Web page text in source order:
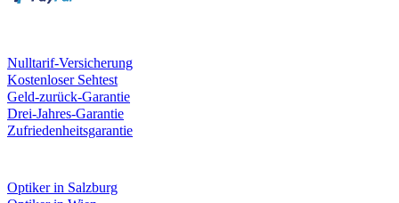
Nulltarif-Versicherung
Kostenloser Sehtest
Geld-zurück-Garantie
Drei-Jahres-Garantie
Zufriedenheitsgarantie
Optiker in Salzburg